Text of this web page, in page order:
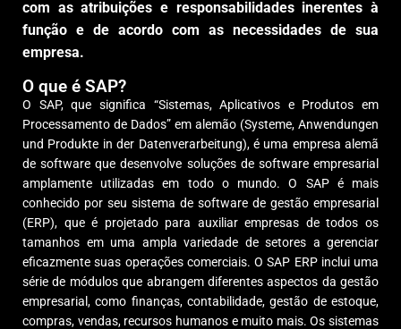
com as atribuições e responsabilidades inerentes à
função e de acordo com as necessidades de sua
empresa.
O que é SAP?
O SAP, que significa “Sistemas, Aplicativos e Produtos em
Processamento de Dados” em alemão (Systeme, Anwendungen
und Produkte in der Datenverarbeitung), é uma empresa alemã
de software que desenvolve soluções de software empresarial
amplamente utilizadas em todo o mundo. O SAP é mais
conhecido por seu sistema de software de gestão empresarial
(ERP), que é projetado para auxiliar empresas de todos os
tamanhos em uma ampla variedade de setores a gerenciar
eficazmente suas operações comerciais. O SAP ERP inclui uma
série de módulos que abrangem diferentes aspectos da gestão
empresarial, como finanças, contabilidade, gestão de estoque,
compras, vendas, recursos humanos e muito mais. Os sistemas